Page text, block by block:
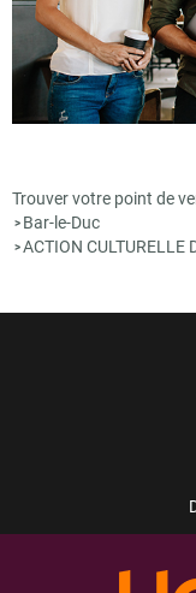
Trouver votre point de
> Bar-le-Duc
>ACTION CULTURELLE